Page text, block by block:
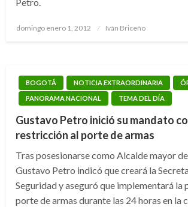
Petro.
Publicado
domingo enero 1, 2012 Iván Briceño
BOGOTÁ NOTICIA EXTRAORDINARIA
PANORAMA NACIONAL
TEMA DEL DÍA
Gustavo Petro inició su mandato
restricción al porte de armas
Tras posesionarse como Alcalde mayor
Gustavo Petro indicó que creará la
Seguridad y aseguró que implementará la
porte de armas durante las 24 horas en la